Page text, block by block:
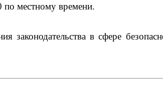
по местному времени.
в сфере